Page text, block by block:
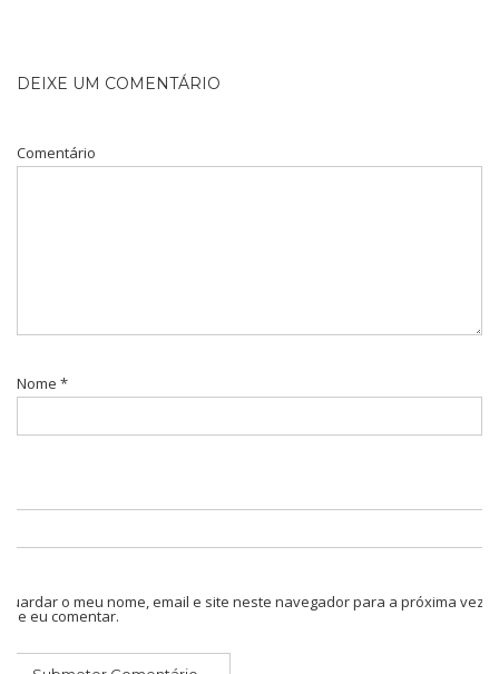
DEIXE UM COMENTÁRIO
Comentário
Nome *
Guardar o meu nome, email e site neste navegador para a próxima vez
que eu comentar.